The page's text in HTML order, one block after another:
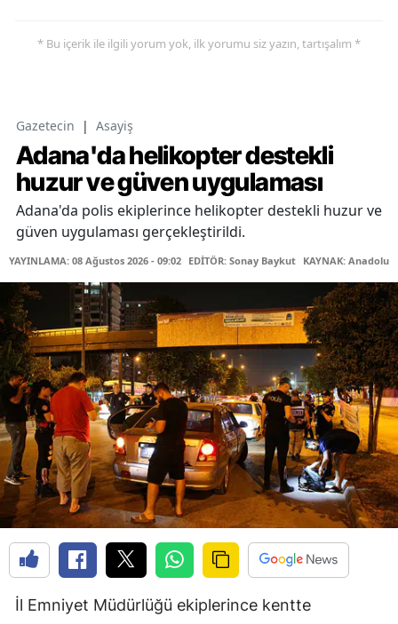
* Bu içerik ile ilgili yorum yok, ilk yorumu siz yazın, tartışalım *
Gazetecin | Asayiş
Adana'da helikopter destekli
huzur ve güven uygulaması
Adana'da polis ekiplerince helikopter destekli huzur ve
güven uygulaması gerçekleştirildi.
YAYINLAMA: 08 Ağustos 2026 - 09:02 EDİTÖR: Sonay Baykut KAYNAK: Anadolu
İl Emniyet Müdürlüğü ekiplerince kentte